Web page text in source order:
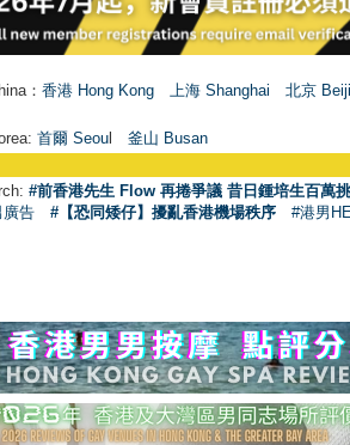
： 香港 Hong Kong 上海 Shanghai
北京
首爾 Seoul 釜山 Busan
#前香港先生 Flow 再捲爭議 昔日鍾培生百萬
廣告
#【恐同矮仔】擾亂香港機場秩序 #港男